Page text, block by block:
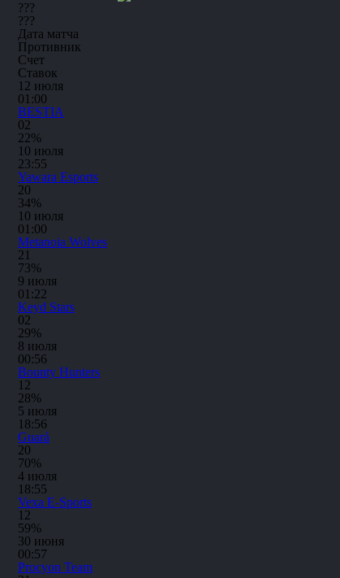
???
???
Дата матча
Противник
Счет
Ставок
12 июля
01:00
BESTIA
02
22%
10 июля
23:55
Yawara Esports
20
34%
10 июля
01:00
Metanoia Wolves
21
73%
9 июля
01:22
Keyd Stars
02
29%
8 июля
00:56
Bounty Hunters
1 2
28%
5 июля
18:56
Guará
20
70%
4 июля
18:55
Vexa E-Sports
1 2
59%
30 июня
00:57
Procyon Team